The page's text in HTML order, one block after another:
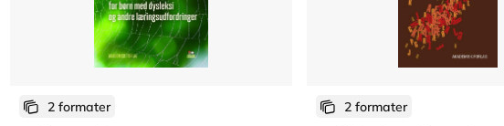
2 formater 2 formater